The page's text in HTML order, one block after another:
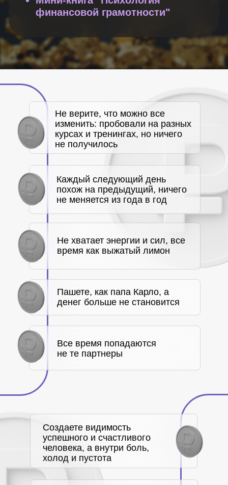
малым, постоянно отказывая
себе в чем-то, экономя и
финансы, и эмоции
Работа с психологом не дает
желаемый результат
Создаете видимость
успешного и счастливого
человека, а внутри боль,
холод и пустота
Ставите цели и пытаетесь
мыслить позитивно, но все
Жизнь не приносит
удовольствие
Пашете, как папа Карло, а
Все время попадаются
не те партнеры
диагностика
участников в эфире
ХОЧУ ЭТО ИЗМЕНИТЬ